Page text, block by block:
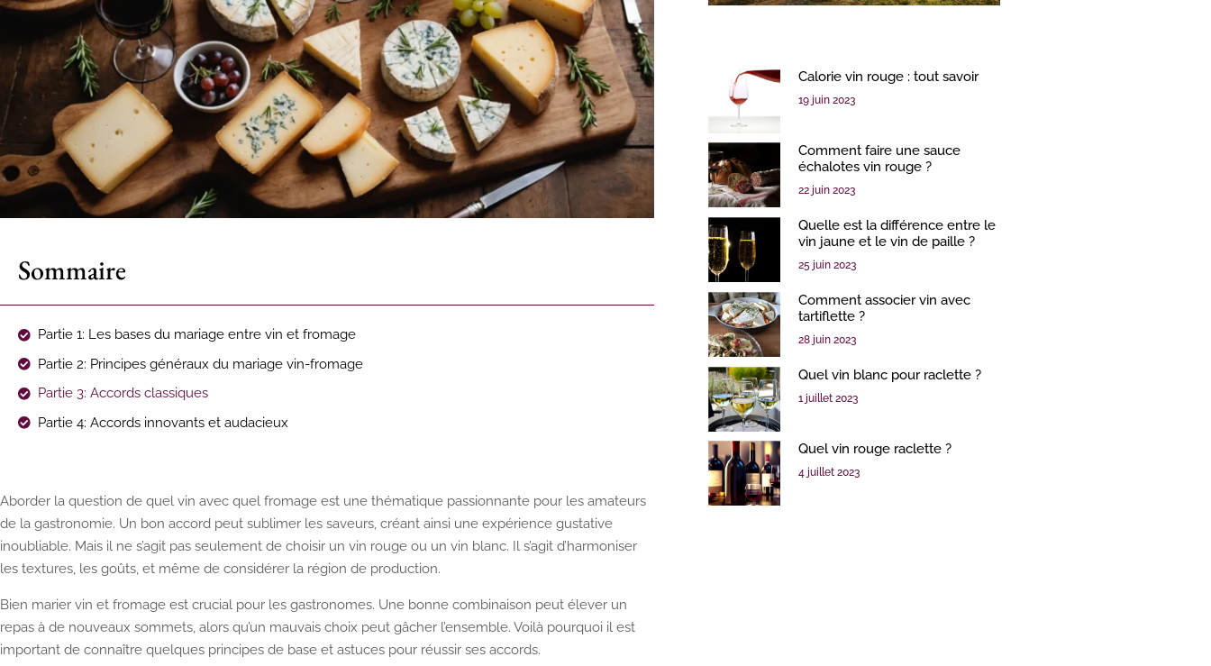
Sommaire
Partie 1: Les bases du mariage entre vin et fromage
Partie 2: Principes généraux du mariage vin-fromage
Partie 3: Accords classiques
Partie 4: Accords innovants et audacieux
Aborder la question de quel vin avec quel fromage est une thématique passionnante pour les amateurs
de la gastronomie. Un bon accord peut sublimer les saveurs, créant ainsi une expérience gustative
inoubliable. Mais il ne s’agit pas seulement de choisir un vin rouge ou un vin blanc. Il s’agit d’harmoniser
les textures, les goûts, et même de considérer la région de production.
Bien marier vin et fromage est crucial pour les gastronomes. Une bonne combinaison peut élever un
repas à de nouveaux sommets, alors qu’un mauvais choix peut gâcher l’ensemble. Voilà pourquoi il est
important de connaître quelques principes de base et astuces pour réussir ses accords.
Calorie vin rouge : tout savoir
19 juin 2023
Comment faire une sauce
échalotes vin rouge ?
22 juin 2023
Quelle est la différence entre le
vin jaune et le vin de paille ?
25 juin 2023
Comment associer vin avec
tartiflette ?
28 juin 2023
Quel vin blanc pour raclette ?
1 juillet 2023
Quel vin rouge raclette ?
4 juillet 2023